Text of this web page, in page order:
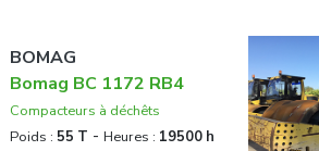
BOMAG
Bomag BC 1172 RB4
Compacteurs à déchêts
Poids : 55 T - Heures : 19500 h